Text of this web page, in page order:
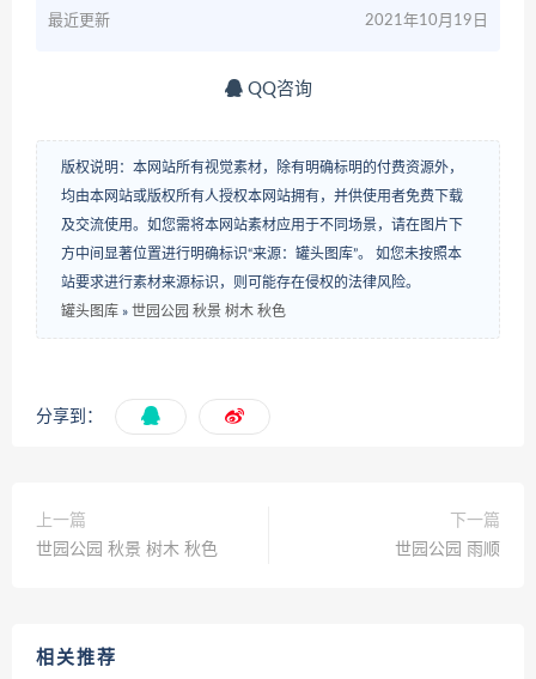
最近更新 2021年10月19日
QQ咨询
版权说明：本网站所有视觉素材，除有明确标明的付费资源外，
均由本网站或版权所有人授权本网站拥有，并供使用者免费下载
及交流使用。如您需将本网站素材应用于不同场景，请在图片下
方中间显著位置进行明确标识“来源：罐头图库”。 如您未按照本
站要求进行素材来源标识，则可能存在侵权的法律风险。
罐头图库 » 世园公园 秋景 树木 秋色
分享到：
上一篇
世园公园 秋景 树木 秋色
下一篇
世园公园 雨顺
相关推荐